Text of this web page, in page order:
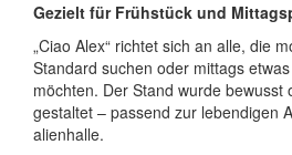
Gezielt für Frühstück und
„Ciao Alex“ richtet sich an alle, die
Standard suchen oder mittags
möchten. Der Stand wurde bewusst
gestaltet – passend zur leben­digen
alien­halle.